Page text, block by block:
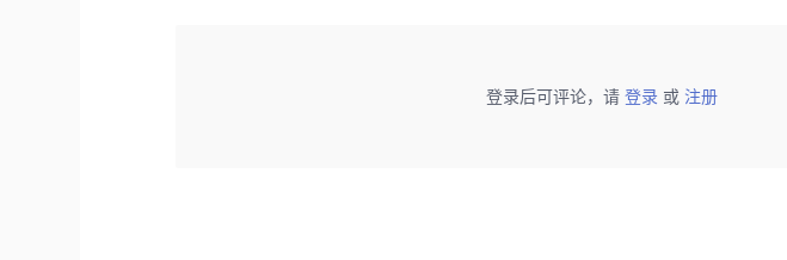
登录后可评论，请 登录 或 注册